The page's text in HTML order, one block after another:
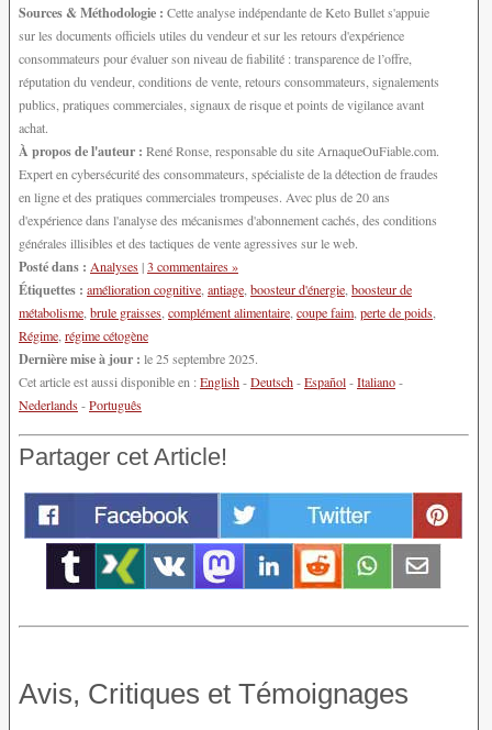
Sources & Méthodologie : Cette analyse indépendante de Keto Bullet s'appuie
sur les documents officiels utiles du vendeur et sur les retours d'expérience
consommateurs pour évaluer son niveau de fiabilité : transparence de l’offre,
réputation du vendeur, conditions de vente, retours consommateurs, signalements
publics, pratiques commerciales, signaux de risque et points de vigilance avant
achat.
À propos de l'auteur : René Ronse, responsable du site ArnaqueOuFiable.com.
Expert en cybersécurité des consommateurs, spécialiste de la détection de fraudes
en ligne et des pratiques commerciales trompeuses. Avec plus de 20 ans
d'expérience dans l'analyse des mécanismes d'abonnement cachés, des conditions
générales illisibles et des tactiques de vente agressives sur le web.
Posté dans : Analyses|3 commentaires »
Étiquettes : amélioration cognitive antiage boosteur d'énergie boosteur de
métabolisme brule graisses complément alimentaire coupe faim perte de poids
Régime régime cétogène
Dernière mise à jour : le 25 septembre 2025.
Cet article est aussi disponible en :English-Deutsch-Español-Italiano-
Nederlands-Português
Partager cet Article!
Avis, Critiques et Témoignages